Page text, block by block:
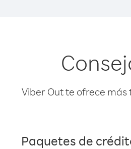
Viber Out te ofrece
Paquetes de